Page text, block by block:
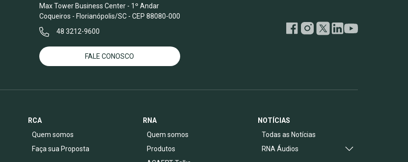
Max Tower Business Center - 1º Andar
Coqueiros - Florianópolis/SC - CEP 88080-000
48 3212-9600
FALE CONOSCO
RCA
Quem somos
Faça sua Proposta
RNA
Quem somos
Produtos
NOTÍCIAS
Todas as Notícias
RNA Áudios